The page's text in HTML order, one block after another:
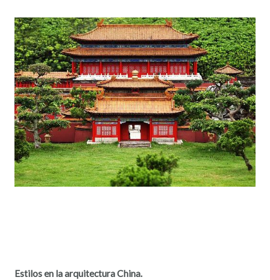
Estilos en la arquitectura China.